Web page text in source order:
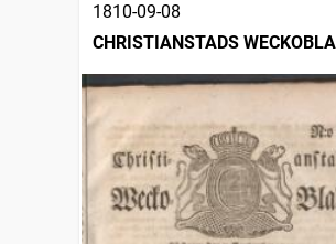
1810-09-08
CHRISTIANSTADS